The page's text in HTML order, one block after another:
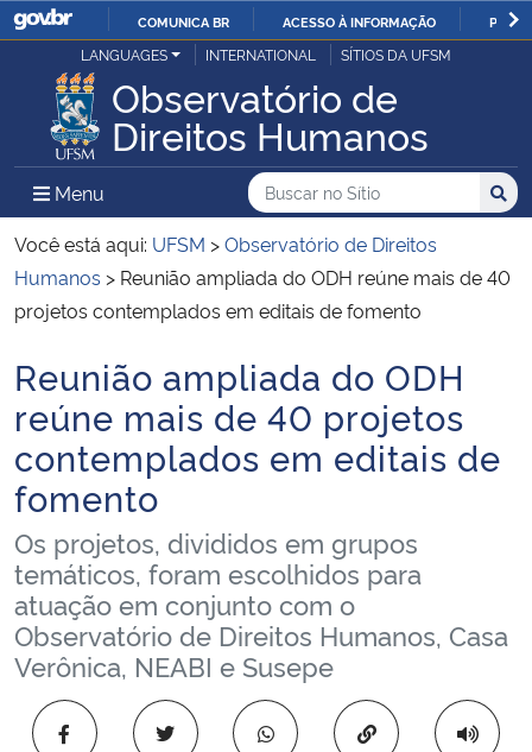
IR
PARA
CONTEÚDO
COMUNICA BR ACESSO À INFORMAÇÃO
Ministério da Justiça e Segurança Pública
Ministério da Defesa
Ministério das Relações Exteriores
Ministério da Economia
Ministério da Infraestrutura
Ministério da Agricultura, Pecuária e Abastecimento
Ministério da Educação
Ministério da Cidadania
Ministério da Saúde
Ministério de Minas e Energia
Ministério da Ciência, Tecnologia, Inovações e Comunicações
LANGUAGES INTERNATIONAL SÍTIOS DA UFSM
Observatório de
Direitos Humanos
Menu Menu Principal do Sítio
Busca
Buscar no no Sítio
Busca:
Você está aqui: UFSM >Observatório de Direitos
Humanos > Reunião ampliada do ODH reúne mais de 40
projetos contemplados em editais de fomento
Início do conteúdo
Reunião ampliada do ODH
reúne mais de 40 projetos
contemplados em editais de
fomento
Os projetos, divididos em grupos
temáticos, foram escolhidos para
atuação em conjunto com o
Observatório de Direitos Humanos, Casa
Verônica, NEABI e Susepe
Copiar para área